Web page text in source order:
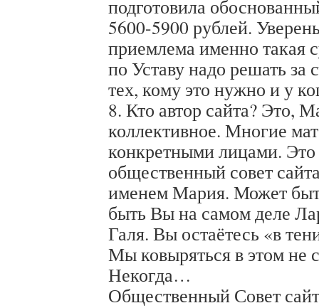
подготовила
5600-5900 рублей.
приемлема именно такая
по Уставу надо решать за
тех, кому это нужно и у
8. Кто автор сайта? Это,
коллективное. Многие
конкретными лицами. Это
общественный совет
именем Мария. Может
быть Вы на самом деле
Галя. Вы остаётесь «в
Мы ковыряться в этом не
Некогда…
Общественный Совет